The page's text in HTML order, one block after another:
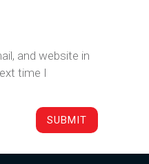
and website in
time I